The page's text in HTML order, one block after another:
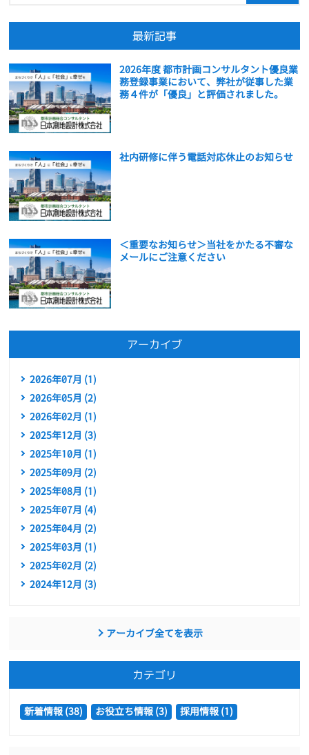
最新記事
2026年度 都市計画コンサルタント優良業
務登録事業において、弊社が従事した業
務４件が「優良」と評価されました。
社内研修に伴う電話対応休止のお知らせ
＜重要なお知らせ＞当社をかたる不審な
メールにご注意ください
アーカイブ
2026年07月 (1)
2026年05月 (2)
2026年02月 (1)
2025年12月 (3)
2025年10月 (1)
2025年09月 (2)
2025年08月 (1)
2025年07月 (4)
2025年04月 (2)
2025年03月 (1)
2025年02月 (2)
2024年12月 (3)
アーカイブ全てを表示
カテゴリ
新着情報 (38) お役立ち情報 (3) 採用情報 (1)